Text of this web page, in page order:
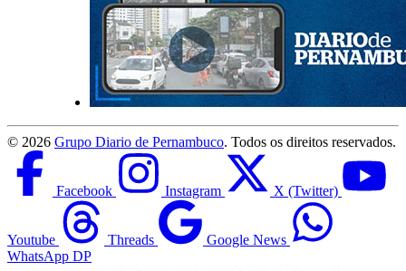
© 2026 Grupo Diario de Pernambuco. Todos os direitos reservados.
Facebook Instagram X (Twitter)
Youtube Threads
Google News
WhatsApp DP